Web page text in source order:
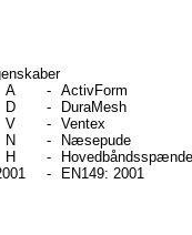
A
- ActivForm
D
-
DuraMesh
V
- Ventex
N
-
Næsepude
H
-
Hovedbåndsspænde
- EN149: 2001